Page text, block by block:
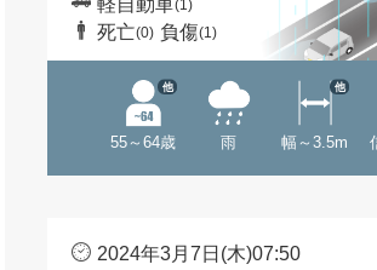
軽自動車(1)
死亡(0) 負傷(1)
55～64歳
他
雨 幅～3.5m
他
2024年3月7日(木)07:50